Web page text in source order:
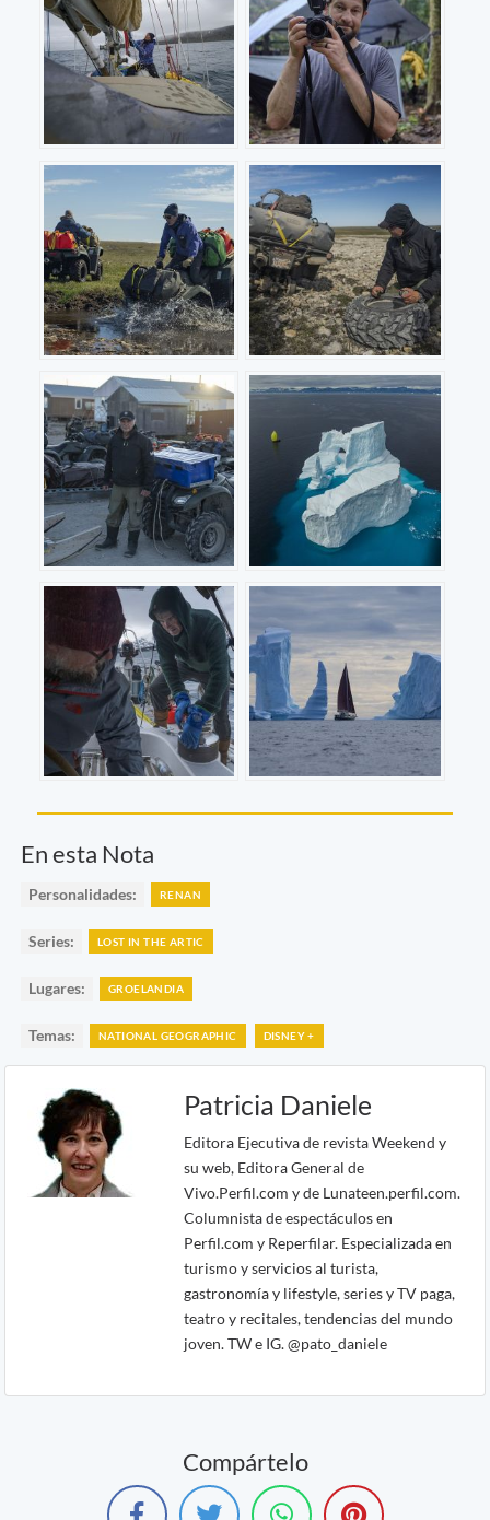
En esta Nota
Personalidades: RENAN
Series: LOST IN THE ARTIC
Lugares: GROELANDIA
Temas: NATIONAL GEOGRAPHIC DISNEY +
Patricia Daniele
Editora Ejecutiva de revista Weekend y
su web, Editora General de
Vivo.Perfil.com y de Lunateen.perfil.com.
Columnista de espectáculos en
Perfil.com y Reperfilar. Especializada en
turismo y servicios al turista,
gastronomía y lifestyle, series y TV paga,
teatro y recitales, tendencias del mundo
joven. TW e IG. @pato_daniele
Compártelo